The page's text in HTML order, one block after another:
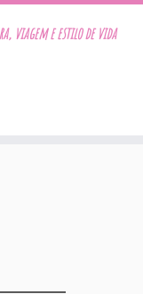
viagem e estilo de vida